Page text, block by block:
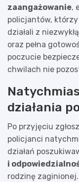
zaangażowanie,
policjantów,
działali z
oraz pełna
poczucie
chwilach nie
działania
Po przyjęciu
policjanci
działań
i
rodzinę